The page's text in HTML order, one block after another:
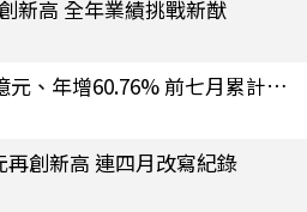
新高 全年業績挑戰新猷
緯創營收／7月達3,082億元、年增60.76% 前七月累計突破2兆元大關
再創新高 連四月改寫紀錄